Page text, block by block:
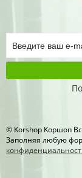
© Korshop Koршоп
Заполняя любую